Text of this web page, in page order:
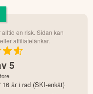
en risk. Sidan kan
affiliatelänkar.
5
16 år i rad (SKI-enkät)